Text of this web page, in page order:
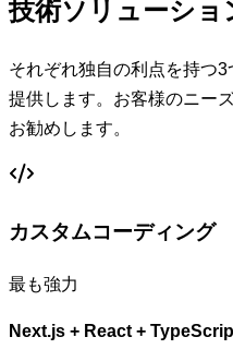
技術ソリューショ
それぞれ独自の利点を持つ
提供します。お客様のニー
お勧めします。
カスタムコーディング
最も強力
Next.js + React +